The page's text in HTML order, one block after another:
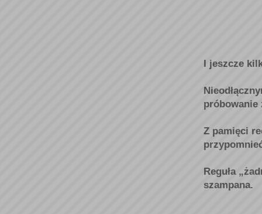
I jeszcze
próbowanie
Z pamięci
Reguła
szampana.